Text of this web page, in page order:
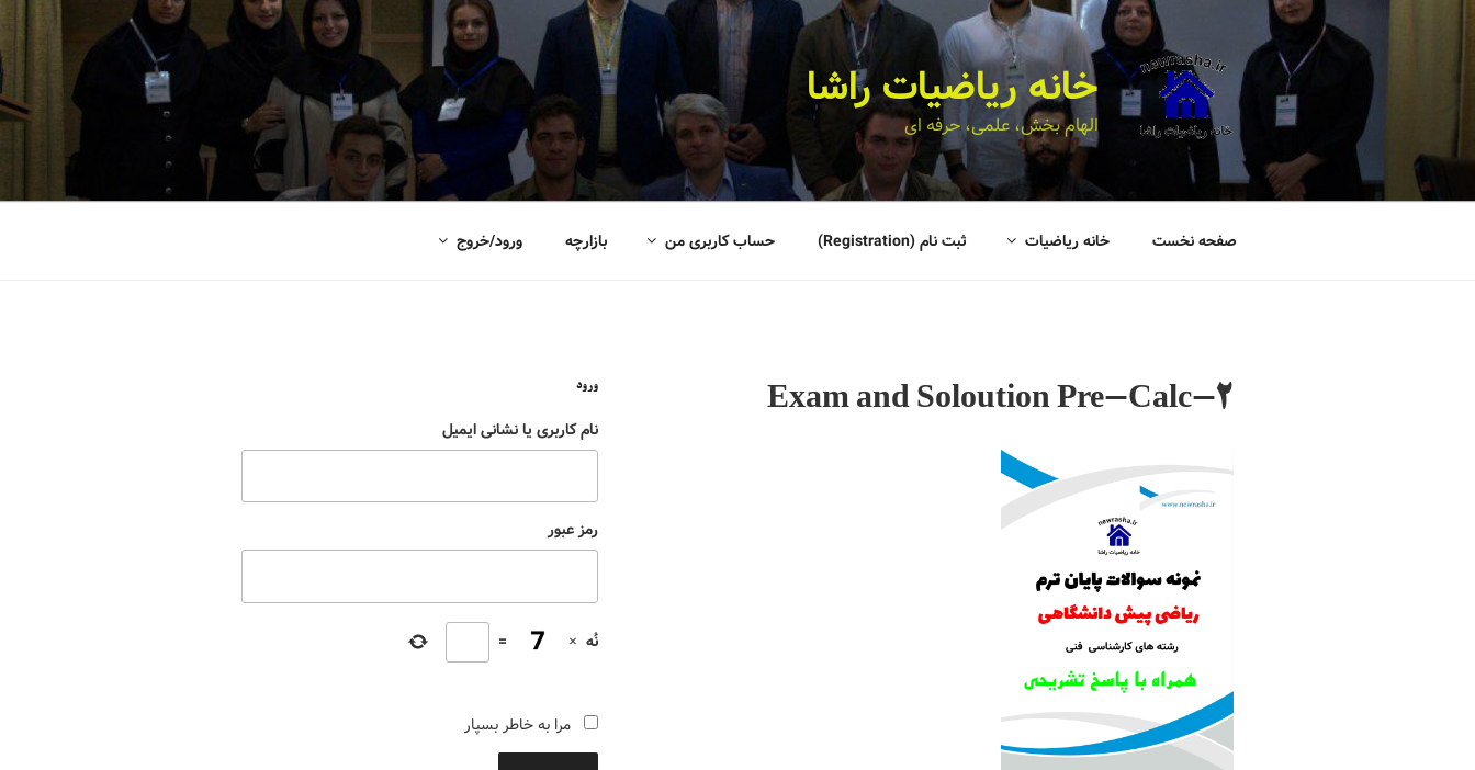
خانه ریاضیات راشا
الهام بخش، علمی، حرفه ای
صفحه نخست خانه ریاضیات ثبت نام (Registration) حساب کاربری من بازارچه ورود/خروج
Exam and Soloution Pre-Calc-2 ورود
نام کاربری یا نشانی ایمیل
رمز عبور
نُه ×
=
مرا به خاطر بسپار